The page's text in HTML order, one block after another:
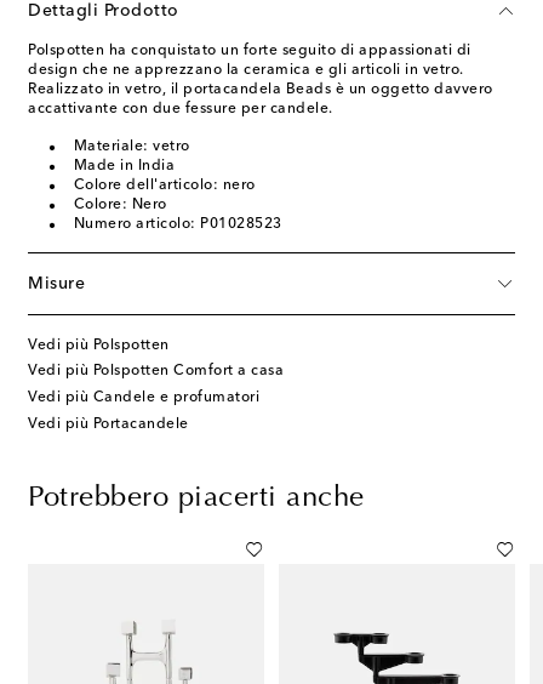
Dettagli Prodotto
Polspotten ha conquistato un forte seguito di appassionati di
design che ne apprezzano la ceramica e gli articoli in vetro.
Realizzato in vetro, il portacandela Beads è un oggetto davvero
accattivante con due fessure per candele.
Materiale: vetro
Made in India
Colore dell'articolo: nero
Colore: Nero
Numero articolo: P01028523
Misure
Vedi più Polspotten
Vedi più Polspotten Comfort a casa
Vedi più Candele e profumatori
Vedi più Portacandele
Potrebbero piacerti anche